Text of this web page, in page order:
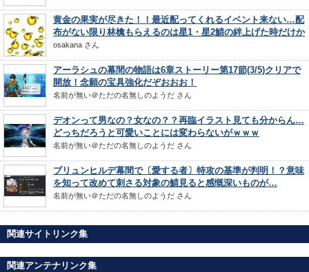
黄金の果実が尽きた！！最近配ってくれるイベント来ない…配
布がない限り林檎もらえるのは星1・星2鯖の絆上げた時だけか
osakana さん
アーラシュの幕間の物語は6章ストーリー第17節(3/5)クリアで
開放！念願の宝具強化だぞおおお！
名前が無い＠ただの名無しのようだ さん
デオンって男なの？女なの？？再臨イラスト見ても分からん…
どっちだろうと可愛いことには変わらないがｗｗｗ
名前が無い＠ただの名無しのようだ さん
ブリュンヒルデ幕間で〔愛する者〕特攻の基準が判明！？意味
を知って改めて刺さる対象の鯖見ると感慨深いものが…
名前が無い＠ただの名無しのようだ さん
関連サイトリンク集
関連アンテナリンク集